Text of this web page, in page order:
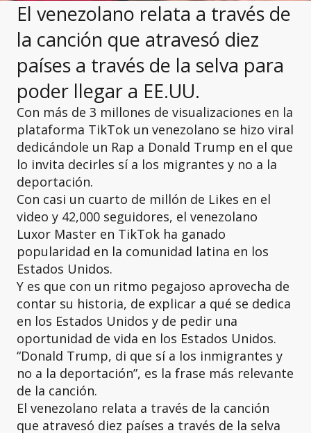
El venezolano relata a través de
la canción que atravesó diez
países a través de la selva para
poder llegar a EE.UU.
Con más de 3 millones de visualizaciones en la
plataforma TikTok un venezolano se hizo viral
dedicándole un Rap a Donald Trump en el que
lo invita decirles sí a los migrantes y no a la
deportación.
Con casi un cuarto de millón de Likes en el
video y 42,000 seguidores, el venezolano
Luxor Master en TikTok ha ganado
popularidad en la comunidad latina en los
Estados Unidos.
Y es que con un ritmo pegajoso aprovecha de
contar su historia, de explicar a qué se dedica
en los Estados Unidos y de pedir una
oportunidad de vida en los Estados Unidos.
“Donald Trump, di que sí a los inmigrantes y
no a la deportación”, es la frase más relevante
de la canción.
El venezolano relata a través de la canción
que atravesó diez países a través de la selva